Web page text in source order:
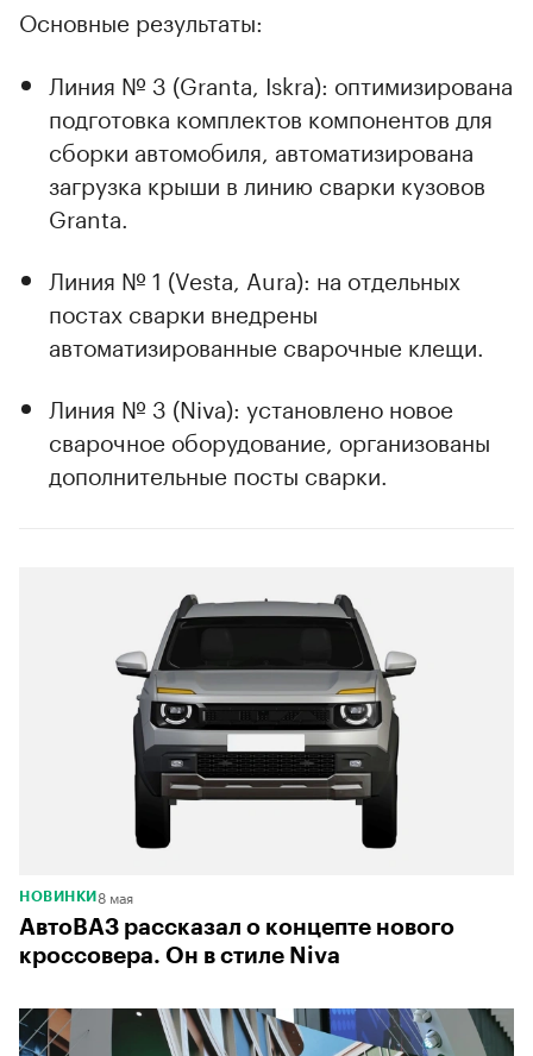
Основные результаты:
00:00 / 00:00
Линия № 3 (Granta, Iskra): оптимизирована
подготовка комплектов компонентов для
сборки автомобиля, автоматизирована
загрузка крыши в линию сварки кузовов
Granta.
Линия № 1 (Vesta, Aura): на отдельных
постах сварки внедрены
автоматизированные сварочные клещи.
Линия № 3 (Niva): установлено новое
сварочное оборудование, организованы
дополнительные посты сварки.
НОВИНКИ 8 мая
АвтоВАЗ рассказал о концепте нового
кроссовера. Он в стиле Niva